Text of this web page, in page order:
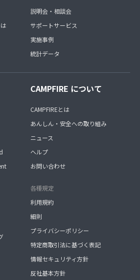
説明会・相談会
サポートサービス
実施事例
統計データ
CAMPFIRE について
CAMPFIREとは
あんしん・安全への取り組み
ニュース
ヘルプ
お問い合わせ
各種規定
利用規約
細則
プライバシーポリシー
特定商取引法に基づく表記
情報セキュリティ方針
反社基本方針